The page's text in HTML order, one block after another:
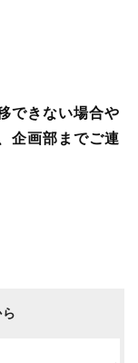
できない場合や
企画部までご連